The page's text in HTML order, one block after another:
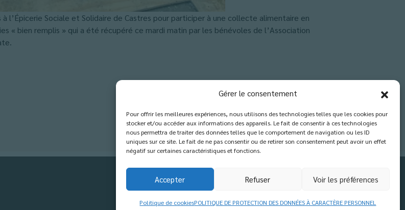
Gérer le consentement
Pour offrir les meilleures expériences, nous utilisons des technologies telles que les cookies pour
stocker et/ou accéder aux informations des appareils. Le fait de consentir à ces technologies
nous permettra de traiter des données telles que le comportement de navigation ou les ID
uniques sur ce site. Le fait de ne pas consentir ou de retirer son consentement peut avoir un effet
négatif sur certaines caractéristiques et fonctions.
Accepter Refuser Voir les préférences
Politique de cookiesPOLITIQUE DE PROTECTION DES DONNÉES À CARACTÈRE PERSONNEL
X Fermer
l’Épicerie Sociale et Solidaire de Castres pour participer à une collecte alimentaire en
« bien remplis » qui a été récupéré ce mardi matin par les bénévoles de l’Association